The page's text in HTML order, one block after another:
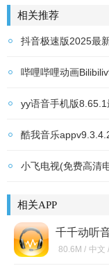
相关推荐
抖音极速版2025最
哔哩哔哩动画
yy语音手机版8.65.1
酷我音乐
小飞电视(免费高清
相关APP
千千动听
80.6M / 中文 /